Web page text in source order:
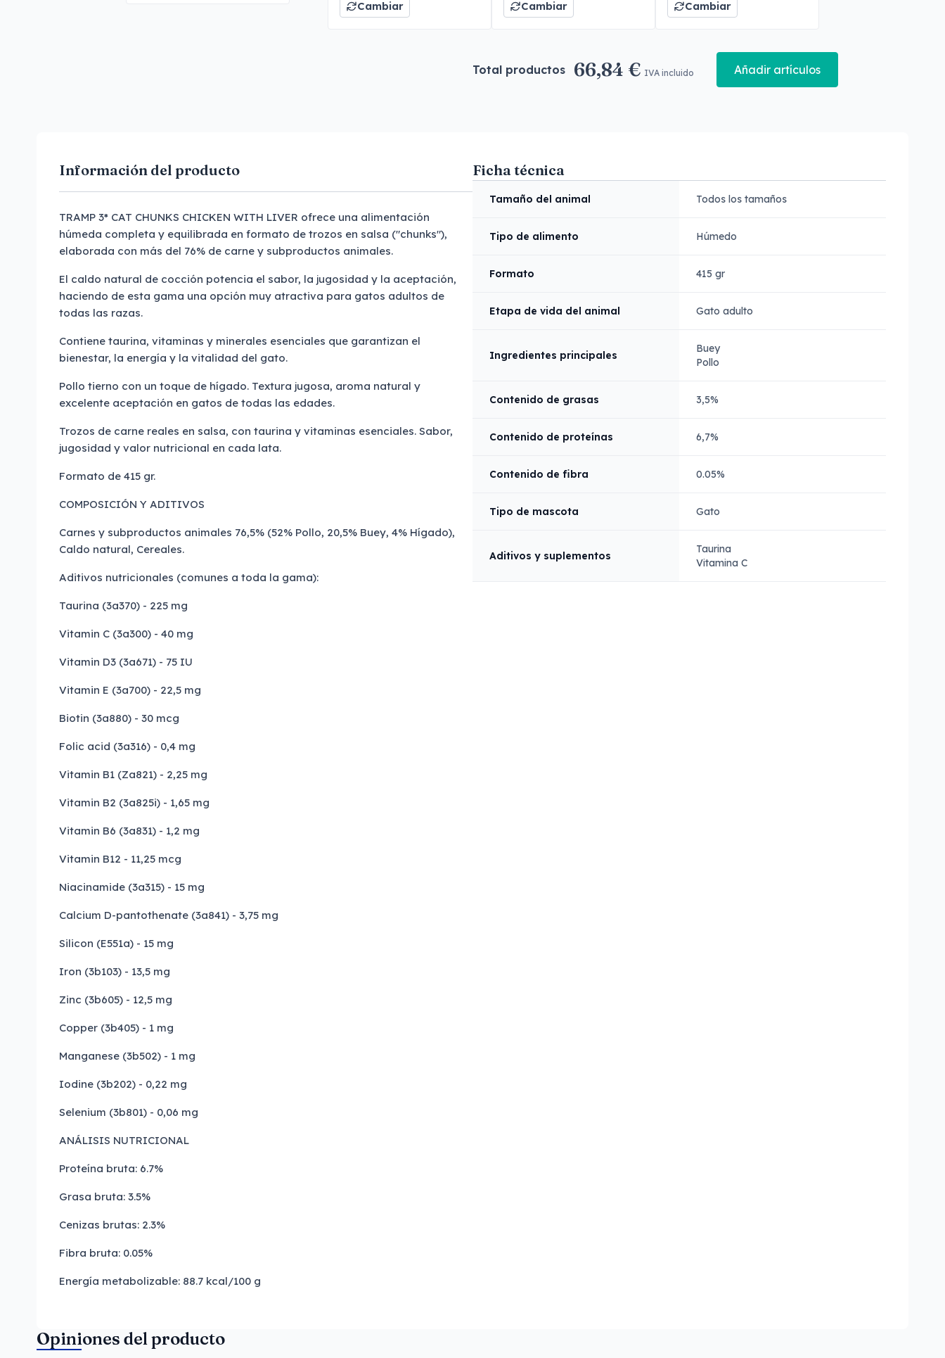
Cambiar Cambiar Cambiar
Total productos 66,84 € IVA incluido Añadir artículos
Información del producto
TRAMP 3* CAT CHUNKS CHICKEN WITH LIVER ofrece una alimentación
húmeda completa y equilibrada en formato de trozos en salsa ("chunks"),
elaborada con más del 76% de carne y subproductos animales.
El caldo natural de cocción potencia el sabor, la jugosidad y la aceptación,
haciendo de esta gama una opción muy atractiva para gatos adultos de
todas las razas.
Contiene taurina, vitaminas y minerales esenciales que garantizan el
bienestar, la energía y la vitalidad del gato.
Pollo tierno con un toque de hígado. Textura jugosa, aroma natural y
excelente aceptación en gatos de todas las edades.
Trozos de carne reales en salsa, con taurina y vitaminas esenciales. Sabor,
jugosidad y valor nutricional en cada lata.
Formato de 415 gr.
COMPOSICIÓN Y ADITIVOS
Carnes y subproductos animales 76,5% (52% Pollo, 20,5% Buey, 4% Hígado),
Caldo natural, Cereales.
Aditivos nutricionales (comunes a toda la gama):
Taurina (3a370) - 225 mg
Vitamin C (3a300) - 40 mg
Vitamin D3 (3a671) - 75 IU
Vitamin E (3a700) - 22,5 mg
Biotin (3a880) - 30 mcg
Folic acid (3a316) - 0,4 mg
Vitamin B1 (Za821) - 2,25 mg
Vitamin B2 (3a825i) - 1,65 mg
Vitamin B6 (3a831) - 1,2 mg
Vitamin B12 - 11,25 mcg
Niacinamide (3a315) - 15 mg
Calcium D-pantothenate (3a841) - 3,75 mg
Silicon (E551a) - 15 mg
Iron (3b103) - 13,5 mg
Zinc (3b605) - 12,5 mg
Copper (3b405) - 1 mg
Manganese (3b502) - 1 mg
Iodine (3b202) - 0,22 mg
Selenium (3b801) - 0,06 mg
ANÁLISIS NUTRICIONAL
Proteína bruta: 6.7%
Grasa bruta: 3.5%
Cenizas brutas: 2.3%
Fibra bruta: 0.05%
Energía metabolizable: 88.7 kcal/100 g
Ficha técnica
Tamaño del animal Todos los tamaños
Tipo de alimento Húmedo
Formato 415 gr
Etapa de vida del animal Gato adulto
Ingredientes principales
Buey
Pollo
Contenido de grasas 3,5%
Contenido de proteínas 6,7%
Contenido de fibra 0.05%
Tipo de mascota Gato
Aditivos y suplementos
Taurina
Vitamina C
Opiniones del producto